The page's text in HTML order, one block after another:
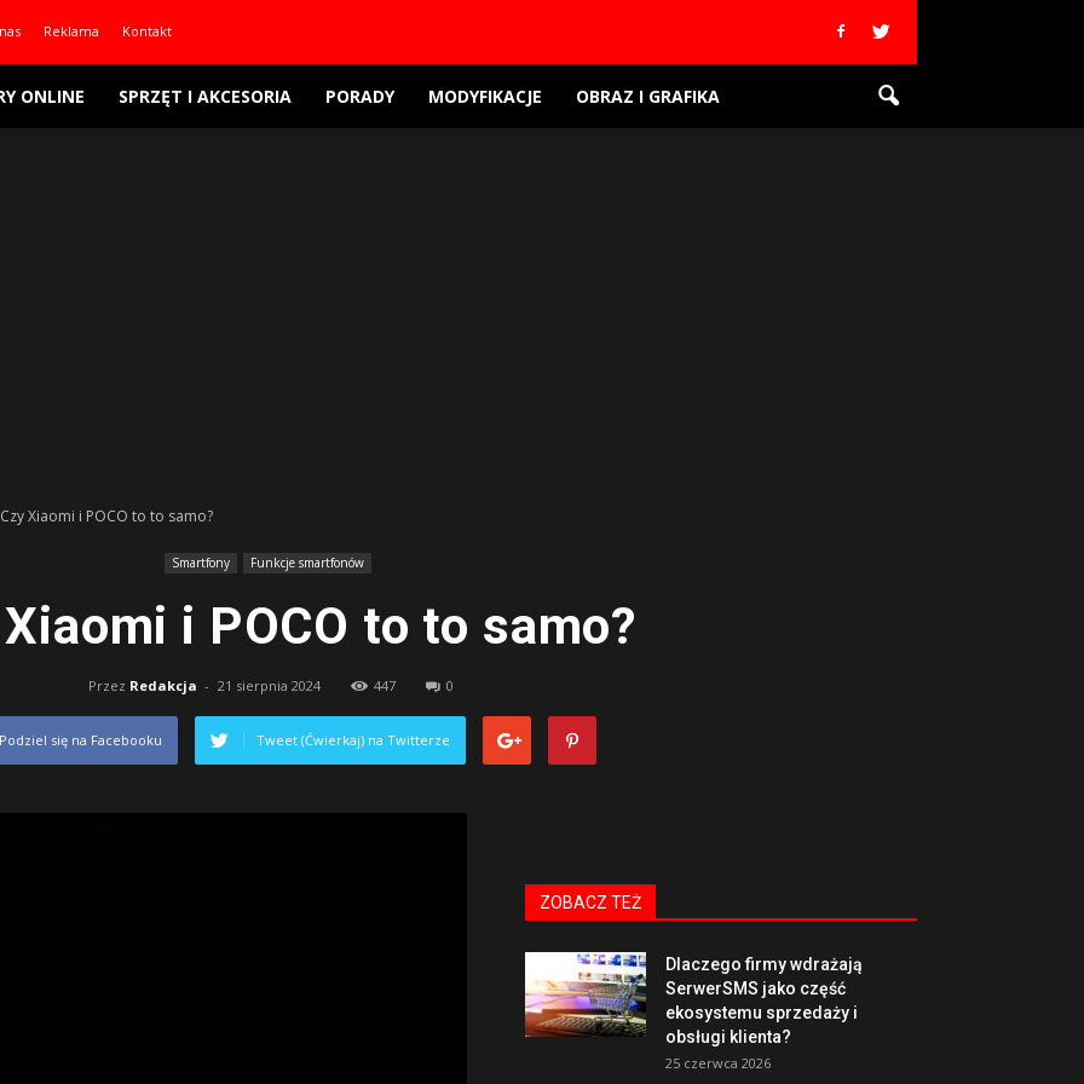
Reklama Kontakt
ONLINE SPRZĘT I AKCESORIA PORADY MODYFIKACJE OBRAZ I GRAFIKA
Czy Xiaomi i POCO to to samo?
Smartfony Funkcje smartfonów
i POCO to to samo?
Przez Redakcja - 21 sierpnia 2024 447 0
się na Facebooku Tweet (Ćwierkaj) na Twitterze
ZOBACZ TEŻ
Dlaczego firmy wdrażają
SerwerSMS jako część
ekosystemu sprzedaży i
obsługi klienta?
25 czerwca 2026